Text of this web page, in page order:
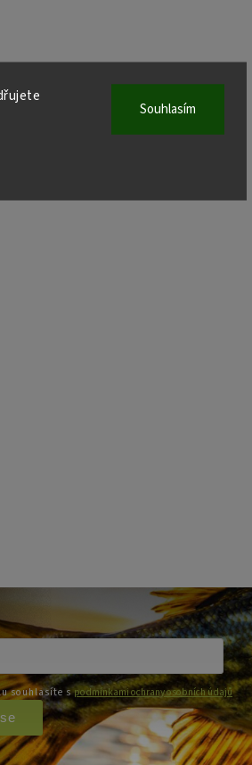
Souhlasím
souhlasíte spodmínkami ochrany osobních údajů